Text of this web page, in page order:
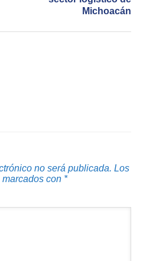
Michoacán
no será publicada. Los
con *